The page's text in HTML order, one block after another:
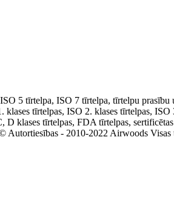
5 tīrtelpa, ISO 7 tīrtelpa, tīrtelpu
klases tīrtelpas, ISO 2. klases tīrtelpas,
D klases tīrtelpas, FDA tīrtelpas,
Autortiesības - 2010-2022 Airwoods Visas